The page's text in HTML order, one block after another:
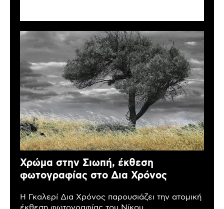
Χρώμα στην Σιωπή, έκθεση
φωτογραφίας στο Δια Χρόνος
Η Γκαλερί Δια Χρόνος παρουσιάζει την ατομική